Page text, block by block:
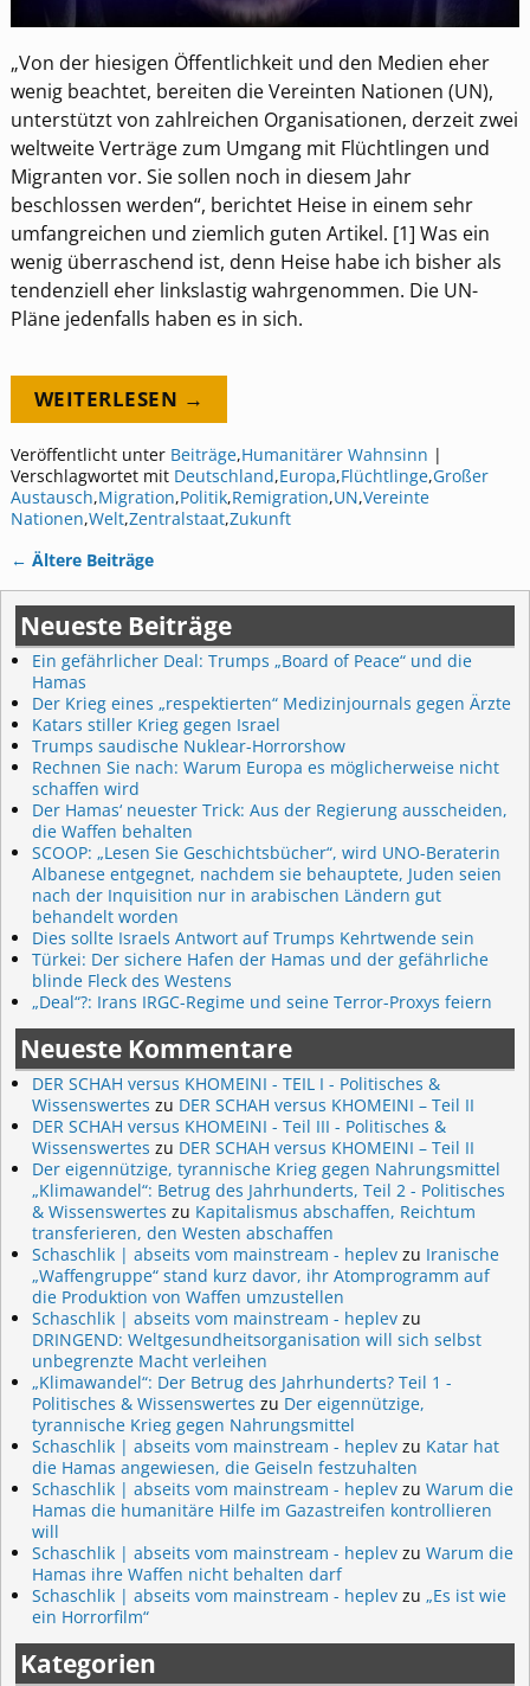
„Von der hiesigen Öffentlichkeit und den Medien eher
wenig beachtet, bereiten die Vereinten Nationen (UN),
unterstützt von zahlreichen Organisationen, derzeit zwei
weltweite Verträge zum Umgang mit Flüchtlingen und
Migranten vor. Sie sollen noch in diesem Jahr
beschlossen werden“, berichtet Heise in einem sehr
umfangreichen und ziemlich guten Artikel. [1] Was ein
wenig überraschend ist, denn Heise habe ich bisher als
tendenziell eher linkslastig wahrgenommen. Die UN-
Pläne jedenfalls haben es in sich.
WEITERLESEN →
Veröffentlicht unter Beiträge,Humanitärer Wahnsinn |
Verschlagwortet mit Deutschland,Europa,Flüchtlinge,Großer
Austausch,Migration,Politik,Remigration,UN,Vereinte
Nationen,Welt,Zentralstaat,Zukunft
Artikelnavigation
← Ältere Beiträge
Neueste Beiträge
Ein gefährlicher Deal: Trumps „Board of Peace“ und die
Hamas
Der Krieg eines „respektierten“ Medizinjournals gegen Ärzte
Katars stiller Krieg gegen Israel
Trumps saudische Nuklear-Horrorshow
Rechnen Sie nach: Warum Europa es möglicherweise nicht
schaffen wird
Der Hamas‘ neuester Trick: Aus der Regierung ausscheiden,
die Waffen behalten
SCOOP: „Lesen Sie Geschichtsbücher“, wird UNO-Beraterin
Albanese entgegnet, nachdem sie behauptete, Juden seien
nach der Inquisition nur in arabischen Ländern gut
behandelt worden
Dies sollte Israels Antwort auf Trumps Kehrtwende sein
Türkei: Der sichere Hafen der Hamas und der gefährliche
blinde Fleck des Westens
„Deal“?: Irans IRGC-Regime und seine Terror-Proxys feiern
Neueste Kommentare
DER SCHAH versus KHOMEINI - TEIL I - Politisches &
Wissenswertes zu DER SCHAH versus KHOMEINI – Teil II
DER SCHAH versus KHOMEINI - Teil III - Politisches &
Wissenswertes zu DER SCHAH versus KHOMEINI – Teil II
Der eigennützige, tyrannische Krieg gegen Nahrungsmittel
„Klimawandel“: Betrug des Jahrhunderts, Teil 2 - Politisches
& Wissenswertes zu Kapitalismus abschaffen, Reichtum
transferieren, den Westen abschaffen
Schaschlik | abseits vom mainstream - heplev zu Iranische
„Waffengruppe“ stand kurz davor, ihr Atomprogramm auf
die Produktion von Waffen umzustellen
Schaschlik | abseits vom mainstream - heplev zu
DRINGEND: Weltgesundheitsorganisation will sich selbst
unbegrenzte Macht verleihen
„Klimawandel“: Der Betrug des Jahrhunderts? Teil 1 -
Politisches & Wissenswertes zu Der eigennützige,
tyrannische Krieg gegen Nahrungsmittel
Schaschlik | abseits vom mainstream - heplev zu Katar hat
die Hamas angewiesen, die Geiseln festzuhalten
Schaschlik | abseits vom mainstream - heplev zu Warum die
Hamas die humanitäre Hilfe im Gazastreifen kontrollieren
will
Schaschlik | abseits vom mainstream - heplev zu Warum die
Hamas ihre Waffen nicht behalten darf
Schaschlik | abseits vom mainstream - heplev zu „Es ist wie
ein Horrorfilm“
Kategorien